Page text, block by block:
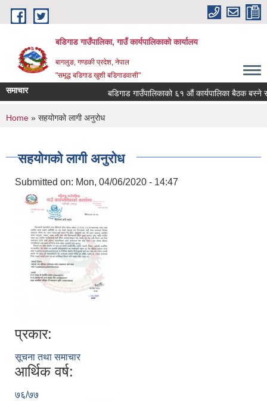
Skip to main content
बडिगाड गाउँपालिका, गाउँ कार्यपालिकाको कार्यालय
बागलुङ, गण्डकी प्रदेश, नेपाल
"समृद्ध बडिगाड खुशी बडिगाडवासी"
समाचार बडिगाड गाउँपालिकाको ६१ औं कार्यपालिका बैठक बस्ने
You are here
Home » सहयोगको लागी अनुरोध
सहयोगको लागी अनुरोध
Submitted on: Mon, 04/06/2020 - 14:47
प्रकार:
सूचना तथा समाचार
आर्थिक वर्ष:
७६/७७